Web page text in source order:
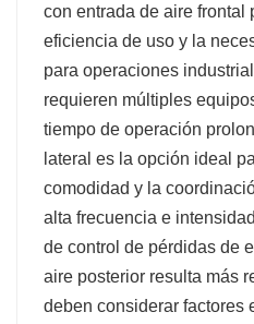
con entrada de aire frontal
eficiencia de uso y la
para operaciones
requieren múltiples
tiempo de operación
lateral es la opción ideal
comodidad y la
alta frecuencia e
de control de pérdidas de
aire posterior resulta más
deben considerar factores